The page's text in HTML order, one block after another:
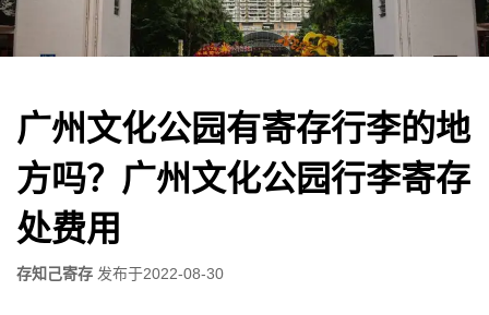
广州文化公园有寄存行李的地
方吗？广州文化公园行李寄存
处费用
存知己寄存 发布于2022-08-30